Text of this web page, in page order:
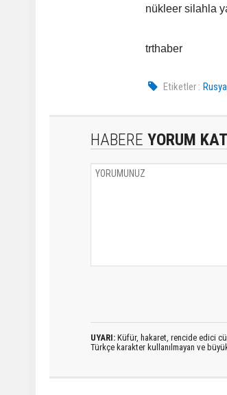
nükleer silahla
trthaber
Etiketler : Rusya
HABERE YORUM KAT
UYARI: Küfür, hakaret, rencide edici
Türkçe karakter kullanılmayan ve